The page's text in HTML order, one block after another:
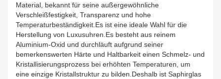
Material, bekannt für seine außergewöhnliche
Verschleißfestigkeit, Transparenz und hohe
Temperaturbeständigkeit.Es ist eine ideale Wahl für die
Herstellung von Luxusuhren.Es besteht aus reinem
Aluminium-Oxid und durchläuft aufgrund seiner
bemerkenswerten Härte und Haltbarkeit einen Schmelz- und
Kristallisierungsprozess bei erhöhten Temperaturen, um
eine einzige Kristallstruktur zu bilden.Deshalb ist Saphirglas